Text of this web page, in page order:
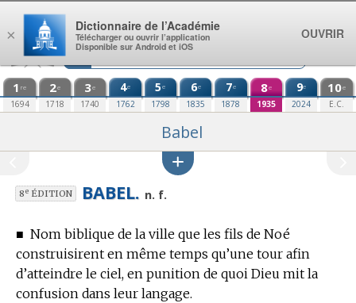
Aller au contenu
1 re
1694
2e
1718
3e
1740
4e
1762
5e
1798
6e
1835
7e
1878
8e
1935
9e
2024
10e
E.C.
Babel
8eÉDITION BABEL. n. f.
■ Nom biblique de la ville que les fils de Noé
construisirent en même temps qu’une tour afin
d’atteindre le ciel, en punition de quoi Dieu mit la
confusion dans leur langage.
×
Dictionnaire de l’Académie
Télécharger ou ouvrir l’application
Disponible sur Android et iOS
OUVRIR